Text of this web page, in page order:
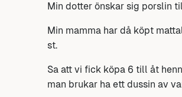
Min dotter önskar sig porslin
Min mamma har då köpt
st.
Sa att vi fick köpa 6 till åt
man brukar ha ett dussin av